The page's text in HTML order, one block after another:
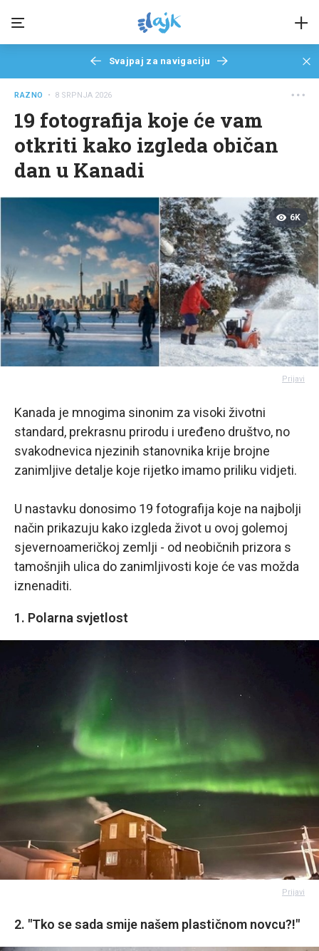
Svajpaj za navigaciju
RAZNO • 8 SRPNJA 2026
19 fotografija koje će vam
otkriti kako izgleda običan
dan u Kanadi
6K
Prijavi
Kanada je mnogima sinonim za visoki životni
standard, prekrasnu prirodu i uređeno društvo, no
svakodnevica njezinih stanovnika krije brojne
zanimljive detalje koje rijetko imamo priliku vidjeti.
U nastavku donosimo 19 fotografija koje na najbolji
način prikazuju kako izgleda život u ovoj golemoj
sjevernoameričkoj zemlji - od neobičnih prizora s
tamošnjih ulica do zanimljivosti koje će vas možda
iznenaditi.
1. Polarna svjetlost
Prijavi
2. "Tko se sada smije našem plastičnom novcu?!"